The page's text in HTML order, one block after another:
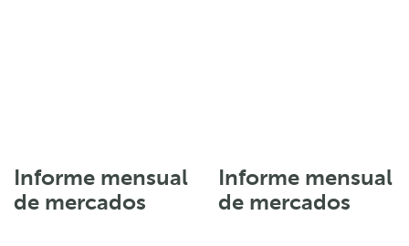
Informe mensual
de mercados
Informe mensual
de mercados